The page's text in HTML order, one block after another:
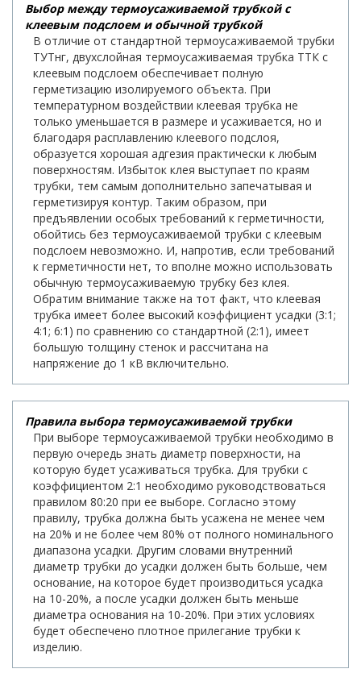
Выбор между термоусаживаемой трубкой с
клеевым подслоем и обычной трубкой
В отличие от стандартной термоусаживаемой трубки
ТУТнг, двухслойная термоусаживаемая трубка ТТК с
клеевым подслоем обеспечивает полную
герметизацию изолируемого объекта. При
температурном воздействии клеевая трубка не
только уменьшается в размере и усаживается, но и
благодаря расплавлению клеевого подслоя,
образуется хорошая адгезия практически к любым
поверхностям. Избыток клея выступает по краям
трубки, тем самым дополнительно запечатывая и
герметизируя контур. Таким образом, при
предъявлении особых требований к герметичности,
обойтись без термоусаживаемой трубки с клеевым
подслоем невозможно. И, напротив, если требований
к герметичности нет, то вполне можно использовать
обычную термоусаживаемую трубку без клея.
Обратим внимание также на тот факт, что клеевая
трубка имеет более высокий коэффициент усадки (3:1;
4:1; 6:1) по сравнению со стандартной (2:1), имеет
большую толщину стенок и рассчитана на
напряжение до 1 кВ включительно.
Правила выбора термоусаживаемой трубки
При выборе термоусаживаемой трубки необходимо в
первую очередь знать диаметр поверхности, на
которую будет усаживаться трубка. Для трубки с
коэффициентом 2:1 необходимо руководствоваться
правилом 80:20 при ее выборе. Согласно этому
правилу, трубка должна быть усажена не менее чем
на 20% и не более чем 80% от полного номинального
диапазона усадки. Другим словами внутренний
диаметр трубки до усадки должен быть больше, чем
основание, на которое будет производиться усадка
на 10-20%, а после усадки должен быть меньше
диаметра основания на 10-20%. При этих условиях
будет обеспечено плотное прилегание трубки к
изделию.